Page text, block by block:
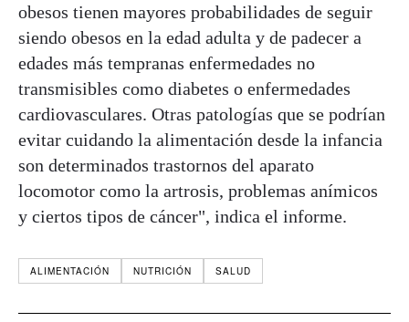
obesos tienen mayores probabilidades de seguir
siendo obesos en la edad adulta y de padecer a
edades más tempranas enfermedades no
transmisibles como diabetes o enfermedades
cardiovasculares. Otras patologías que se podrían
evitar cuidando la alimentación desde la infancia
son determinados trastornos del aparato
locomotor como la artrosis, problemas anímicos
y ciertos tipos de cáncer", indica el informe.
ALIMENTACIÓN NUTRICIÓN SALUD